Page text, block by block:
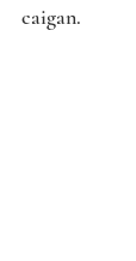
caigan.